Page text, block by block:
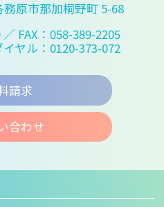
務原市那加桐野町 5-68
／ FAX：058-389-2205
ヤル：0120-373-072
請求
合わせ